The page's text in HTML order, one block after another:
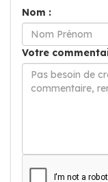
Nom :
Votre